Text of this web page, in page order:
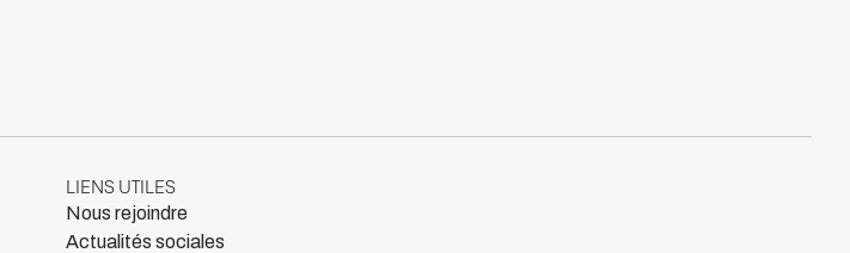
LIENS UTILES
Nous rejoindre
Actualités sociales